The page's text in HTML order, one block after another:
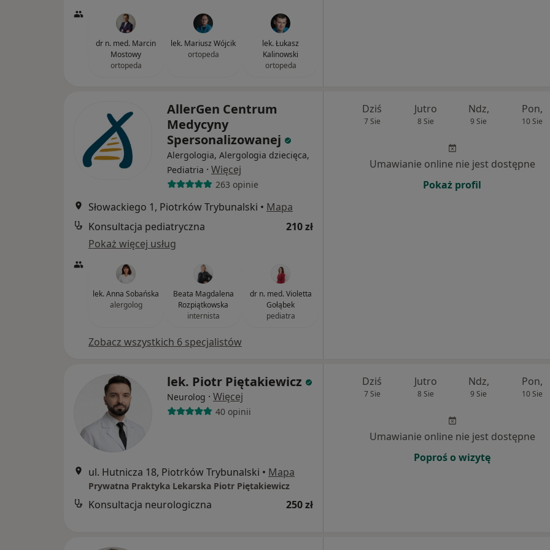
dr n. med. Marcin
Mostowy
ortopeda
lek. Mariusz Wójcik
ortopeda
lek. Łukasz
Kalinowski
ortopeda
AllerGen Centrum
Medycyny
Spersonalizowanej
Alergologia, Alergologia dziecięca,
Pediatria · Więcej
263 opinie
Słowackiego 1, Piotrków Trybunalski • Mapa
Konsultacja pediatryczna
210 zł
Pokaż więcej usług
lek. Anna Sobańska
alergolog
Beata Magdalena
Rozpiątkowska
internista
dr n. med. Violetta
Gołąbek
pediatra
Zobacz wszystkich 6 specjalistów
Dziś
7 Sie
Jutro
8 Sie
Ndz,
9 Sie
Pon,
10 Sie
Umawianie online nie jest dostępne
Pokaż profil
lek. Piotr Piętakiewicz
Neurolog · Więcej
40 opinii
ul. Hutnicza 18, Piotrków Trybunalski • Mapa
Prywatna Praktyka Lekarska Piotr Piętakiewicz
Konsultacja neurologiczna 250 zł
Dziś
7 Sie
Jutro
8 Sie
Ndz,
9 Sie
Pon,
10 Sie
Umawianie online nie jest dostępne
Poproś o wizytę